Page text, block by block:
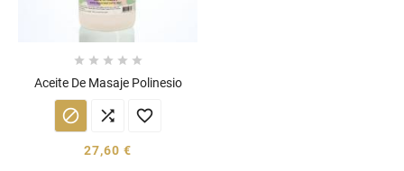
    
Aceite De Masaje Polinesio
  
27,60 €